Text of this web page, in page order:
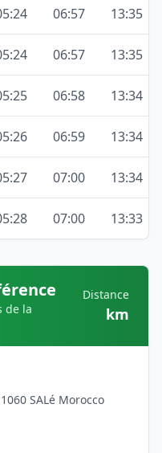
06:57 13:35
06:57 13:35
06:58 13:34
06:59 13:34
07:00 13:34
07:00 13:33
de la
Distance
km
SALé Morocco